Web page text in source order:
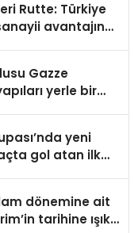
Rutte: Türkiye
avantajına
Gazze
yerle bir
yeni
gol atan ilk
dönemine ait
tarihine ışık